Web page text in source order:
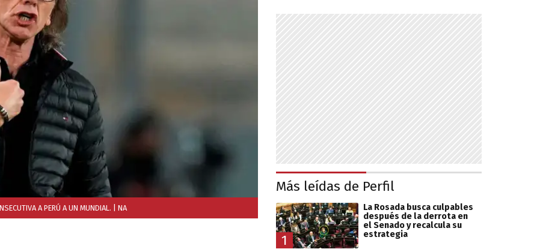
A PERÚ A UN MUNDIAL. | NA
Más leídas de Perfil
1
La Rosada busca culpables
después de la derrota en
el Senado y recalcula su
estrategia